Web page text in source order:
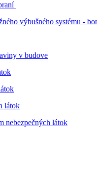
výbušného systému -
v budove
látok
nebezpečných látok